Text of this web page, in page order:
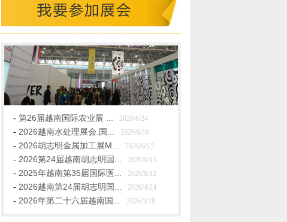
- 第26届越南国际农业展 ... 2026/6/24
- 2026越南水处理展会.国... 2026/6/16
- 2026胡志明金属加工展M... 2026/6/15
- 2026第24届越南胡志明国... 2026/6/15
- 2025年越南第35届国际医... 2026/6/12
- 2026越南第24届胡志明国... 2026/4/24
- 2026年第二十六届越南国... 2026/3/18